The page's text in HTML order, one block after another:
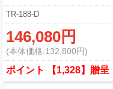
TR-188-D
146,080円
(本体価格:132,800円)
ポイント 【1,328】贈呈